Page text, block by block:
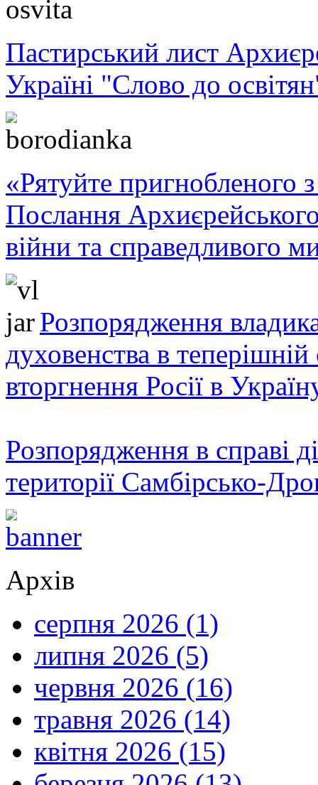
Пастирський лист
Україні "Слово до
«Рятуйте пригнобленого
Послання
війни та справедливого
Розпорядження
духовенства в теперішній
вторгнення Росії в
Розпорядження в справі
території Самбірсько-
Архів
серпня 2026 (1)
липня 2026 (5)
червня 2026 (16)
травня 2026 (14)
квітня 2026 (15)